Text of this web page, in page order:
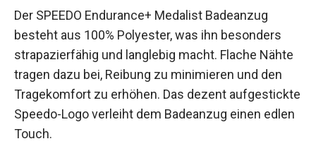
Der SPEEDO Endurance+ Medalist Badeanzug
besteht aus 100% Polyester, was ihn besonders
strapazierfähig und langlebig macht. Flache
Nähte tragen dazu bei, Reibung zu minimieren
und den Tragekomfort zu erhöhen. Das dezent
aufgestickte Speedo-Logo verleiht dem
Badeanzug einen edlen Touch.